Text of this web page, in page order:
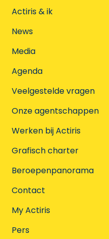
Actiris & ik
News
Media
Agenda
Veelgestelde vragen
Onze agentschappen
Werken bij Actiris
Grafisch charter
Beroepenpanorama
Contact
My Actiris
Pers